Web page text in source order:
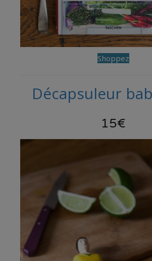
Shoppez
Décapsuleur
15€